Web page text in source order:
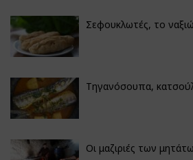
Σεφουκλωτές, το
Τηγανόσουπα,
Οι μαζιριές των